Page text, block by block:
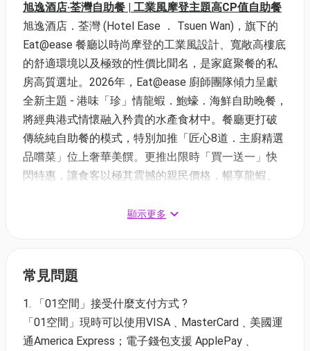
旭逸酒店·荃灣自助餐 | 工業風摩登主題高CP值自助餐
旭逸酒店．荃灣 (Hotel Ease ． Tsuen Wan)，旗下的
Eat@ease 餐廳以時尚摩登的工業風設計、寬敞高樓底
的舒適環境以及極致的性價比聞名，是家庭聚餐的私
房高質選址。2026年，Eat@ease 廚師團隊傾力呈獻
全新主題 - 港味「珍」情龍蝦．鮑蠔．海鮮自助晚餐，
將經典港式情懷融入矜貴的水產食材中。餐廳更打破
傳統純自助餐的模式，特別加推「匠心8道．主廚精選
品嚐菜」位上奢華美饌。更推出限時「買一送一」快
閃特惠，讓食客以極其震撼的親民價格，暢享龍蝦、
高 CP 值酒店自助餐首選。
1.「港味「珍」情龍蝦．鮑蠔．海鮮」週末自助晚餐🦪
任食生蠔、每位送三重芝士焗龍蝦及紅燒鮑魚扣魚肚
適用於星期六日 | 18:00 - 21:30
【買一送一】$645.6 / 2位 | 人均$323 (原價:
顯示更多
常見問題
1. 「01空間」接受什麼支付方式 ?
「01空間」現時可以使用VISA﹑MasterCard﹑美國運
通America Express；電子錢包支援 ApplePay﹑